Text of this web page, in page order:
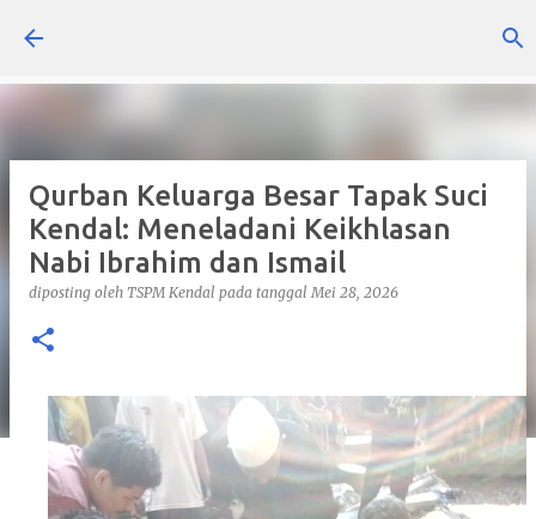
Qurban Keluarga Besar Tapak Suci
Kendal: Meneladani Keikhlasan
Nabi Ibrahim dan Ismail
diposting oleh TSPM Kendal pada tanggalMei 28, 2026